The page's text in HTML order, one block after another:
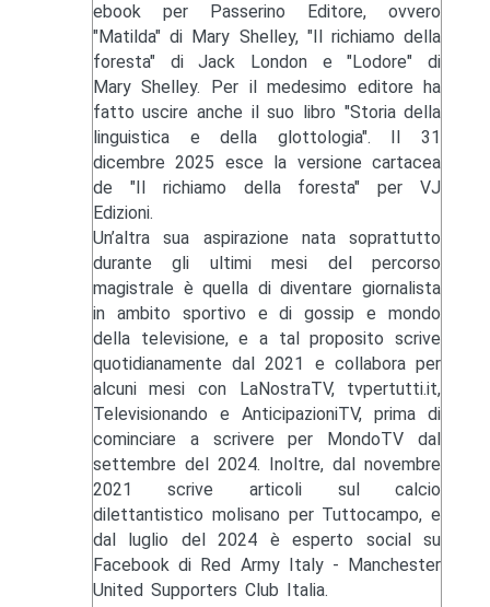
ebook per Passerino Editore, ovvero
"Matilda" di Mary Shelley, "Il richiamo della
foresta" di Jack London e "Lodore" di
Mary Shelley. Per il medesimo editore ha
fatto uscire anche il suo libro "Storia della
linguistica e della glottologia". Il 31
dicembre 2025 esce la versione cartacea
de "Il richiamo della foresta" per VJ
Edizioni.
Un’altra sua aspirazione nata soprattutto
durante gli ultimi mesi del percorso
magistrale è quella di diventare giornalista
in ambito sportivo e di gossip e mondo
della televisione, e a tal proposito scrive
quotidianamente dal 2021 e collabora per
alcuni mesi con LaNostraTV, tvpertutti.it,
Televisionando e AnticipazioniTV, prima di
cominciare a scrivere per MondoTV dal
settembre del 2024. Inoltre, dal novembre
2021 scrive articoli sul calcio
dilettantistico molisano per Tuttocampo, e
dal luglio del 2024 è esperto social su
Facebook di Red Army Italy - Manchester
United Supporters Club Italia.